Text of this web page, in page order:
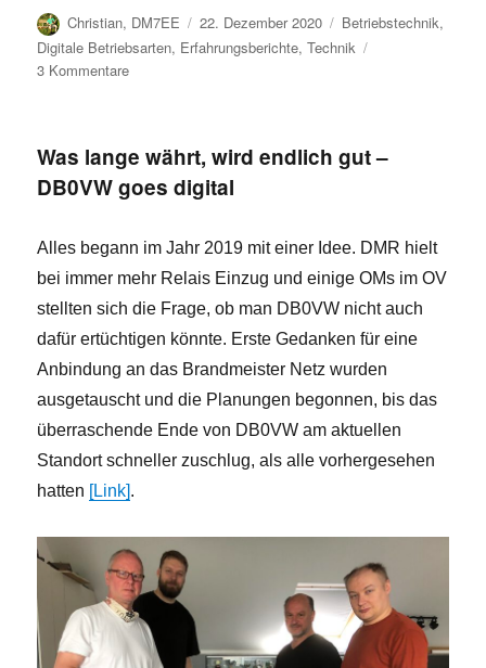
Autor
Christian, DM7EE
Veröffentlicht
am
22. Dezember 2020 Kategorien
Betriebstechnik,
Digitale Betriebsarten, Erfahrungsberichte,Technik
3 Kommentarezu
kleinen
Leistungen
und
Betriebsarten
Was lange währt, wird endlich gut –
DB0VW goes digital
Alles begann im Jahr 2019 mit einer Idee. DMR hielt
bei immer mehr Relais Einzug und einige OMs im OV
stellten sich die Frage, ob man DB0VW nicht auch
dafür ertüchtigen könnte. Erste Gedanken für eine
Anbindung an das Brandmeister Netz wurden
ausgetauscht und die Planungen begonnen, bis das
überraschende Ende von DB0VW am aktuellen
Standort schneller zuschlug, als alle vorhergesehen
hatten [Link].